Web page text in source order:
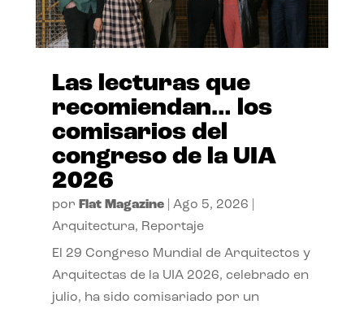
Las lecturas que
recomiendan… los
comisarios del
congreso de la UIA
2026
por Flat Magazine| Ago 5, 2026
Arquitectura, Reportaje
El 29 Congreso Mundial de Arquitectos y
Arquitectas de la UIA 2026, celebrado en
julio, ha sido comisariado por un